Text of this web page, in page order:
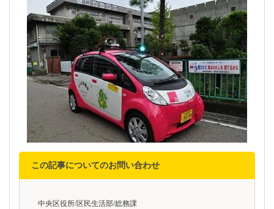
この記事についてのお問い合わせ
中央区役所/区民生活部/総務課